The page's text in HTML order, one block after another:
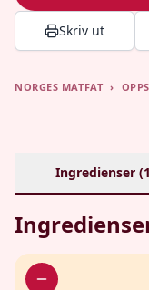
Skriv ut
NORGES MATFAT ›
Ingredienser (